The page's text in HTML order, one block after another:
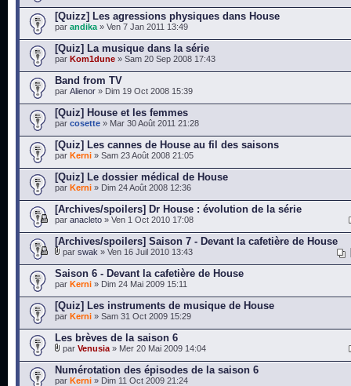
[Quizz] Les agressions physiques dans House
par andika » Ven 7 Jan 2011 13:49
[Quiz] La musique dans la série
par Kom1dune » Sam 20 Sep 2008 17:43
Band from TV
par Alienor » Dim 19 Oct 2008 15:39
[Quiz] House et les femmes
par cosette » Mar 30 Août 2011 21:28
[Quiz] Les cannes de House au fil des saisons
par Kerni » Sam 23 Août 2008 21:05
[Quiz] Le dossier médical de House
par Kerni » Dim 24 Août 2008 12:36
[Archives/spoilers] Dr House : évolution de la série
par anacleto » Ven 1 Oct 2010 17:08
[Archives/spoilers] Saison 7 - Devant la cafetière de House
par swak » Ven 16 Juil 2010 13:43
Saison 6 - Devant la cafetière de House
par Kerni » Dim 24 Mai 2009 15:11
[Quiz] Les instruments de musique de House
par Kerni » Sam 31 Oct 2009 15:29
Les brèves de la saison 6
par Venusia » Mer 20 Mai 2009 14:04
Numérotation des épisodes de la saison 6
par Kerni » Dim 11 Oct 2009 21:24